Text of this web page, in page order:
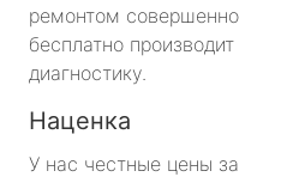
ремонтом совершенно
бесплатно производит
диагностику.
Наценка
У нас честные цены за